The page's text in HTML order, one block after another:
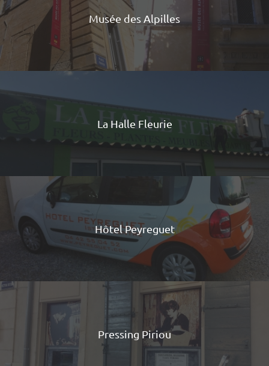
Musée des Alpilles
La Halle Fleurie
Hôtel Peyreguet
Pressing Piriou